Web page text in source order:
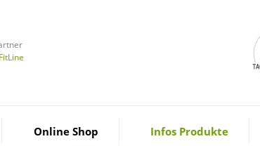
FitLine
Online Shop Infos Produkte